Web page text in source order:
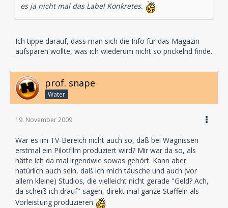
es ja nicht mal das Label Konkretes.
Ich tippe darauf, dass man sich die Info für das Magazin
aufsparen wollte, was ich wiederum nicht so prickelnd finde.
prof. snape
Water
19. November 2009
War es im TV-Bereich nicht auch so, daß bei Wagnissen
erstmal ein Pilotfilm produziert wird? Mir war da so, als
hätte ich da mal irgendwie sowas gehört. Kann aber
natürlich auch sein, daß ich mich täusche und auch (vor
allem kleine) Studios, die vielleicht nicht gerade "Geld? Ach,
da scheiß ich drauf" sagen, direkt mal ganze Staffeln als
Vorleistung produzieren